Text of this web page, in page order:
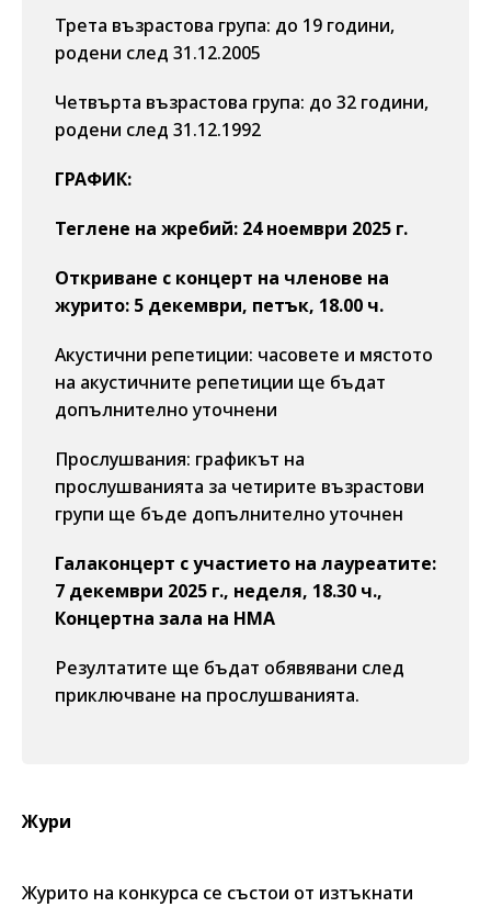
Трета възрастова група: до 19 години,
родени след 31.12.2005
Четвърта възрастова група: до 32 години,
родени след 31.12.1992
ГРАФИК:
Теглене на жребий: 24 ноември 2025 г.
Откриване с концерт на членове на
журито: 5 декември, петък, 18.00 ч.
Акустични репетиции: часовете и мястото
на акустичните репетиции ще бъдат
допълнително уточнени
Прослушвания: графикът на
прослушванията за четирите възрастови
групи ще бъде допълнително уточнен
Галаконцерт с участието на лауреатите:
7 декември 2025 г., неделя, 18.30 ч.,
Концертна зала на НМА
Резултатите ще бъдат обявявани след
приключване на прослушванията.
Жури
Журито на конкурса се състои от изтъкнати